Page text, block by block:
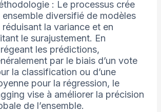
: Le processus crée
ensemble diversifié de modèles
réduisant la variance et en
le surajustement. En
les prédictions,
par le biais d’un vote
la classification ou d’une
pour la régression, le
vise à améliorer la précision
de l’ensemble.